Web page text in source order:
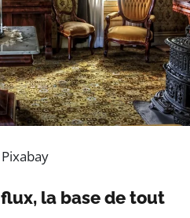
flux, la base de tout